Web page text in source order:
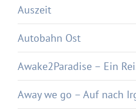
Auszeit
Autobahn Ost
Awake2Paradise – Ein
Away we go – Auf nach